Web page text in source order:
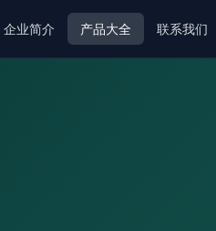
企业简介 产品大全 联系我们